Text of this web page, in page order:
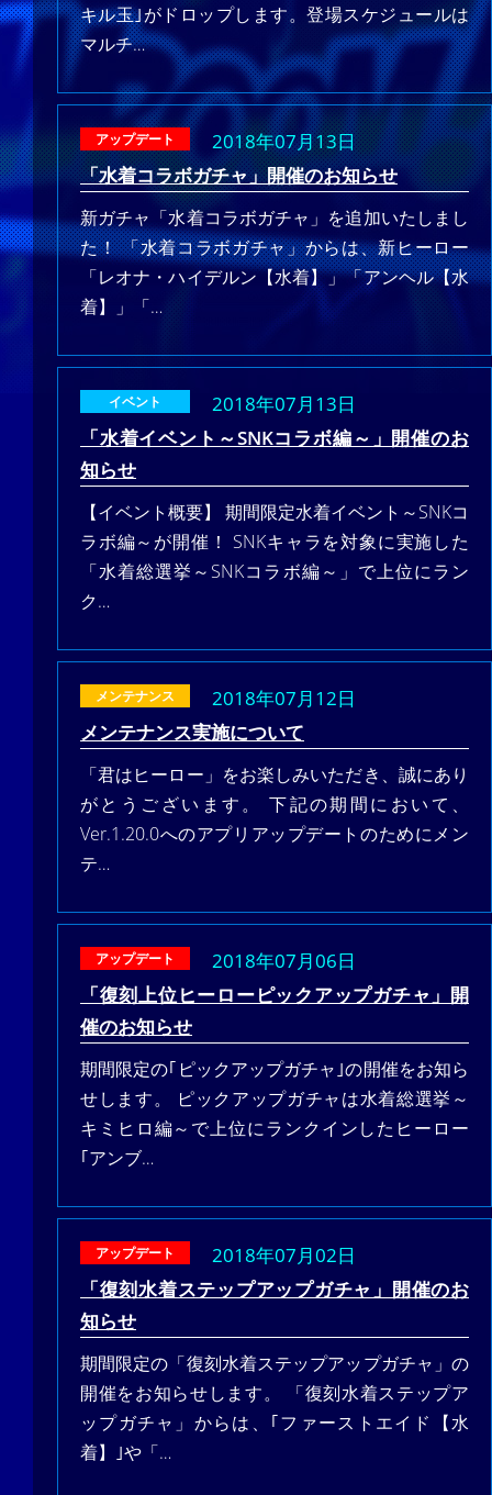
キル玉｣がドロップします。登場スケジュールは
マルチ…
2018年07月13日
アップデート
「水着コラボガチャ」開催のお知らせ
新ガチャ「水着コラボガチャ」を追加いたしまし
た！ 「水着コラボガチャ」からは、新ヒーロー
「レオナ・ハイデルン【水着】」「アンヘル【水
着】」「…
2018年07月13日
イベント
「水着イベント～SNKコラボ編～」開催のお
知らせ
【イベント概要】 期間限定水着イベント～SNKコ
ラボ編～が開催！ SNKキャラを対象に実施した
「水着総選挙～SNKコラボ編～」で上位にラン
ク…
2018年07月12日
メンテナンス
メンテナンス実施について
「君はヒーロー」をお楽しみいただき、誠にあり
がとうございます。 下記の期間において、
Ver.1.20.0へのアプリアップデートのためにメン
テ…
2018年07月06日
アップデート
「復刻上位ヒーローピックアップガチャ」開
催のお知らせ
期間限定の｢ピックアップガチャ｣の開催をお知ら
せします。 ピックアップガチャは水着総選挙～
キミヒロ編～で上位にランクインしたヒーロー
｢アンブ…
2018年07月02日
アップデート
「復刻水着ステップアップガチャ」開催のお
知らせ
期間限定の「復刻水着ステップアップガチャ」の
開催をお知らせします。 「復刻水着ステップア
ップガチャ」からは、｢ファーストエイド【水
着】｣や「…